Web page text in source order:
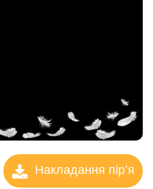
Накладання пір'я